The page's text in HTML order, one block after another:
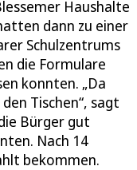
Haushalte
dann zu einer
Schulzentrums
die Formulare
konnten. „Da
Tischen“, sagt
Bürger gut
Nach 14
bekommen.